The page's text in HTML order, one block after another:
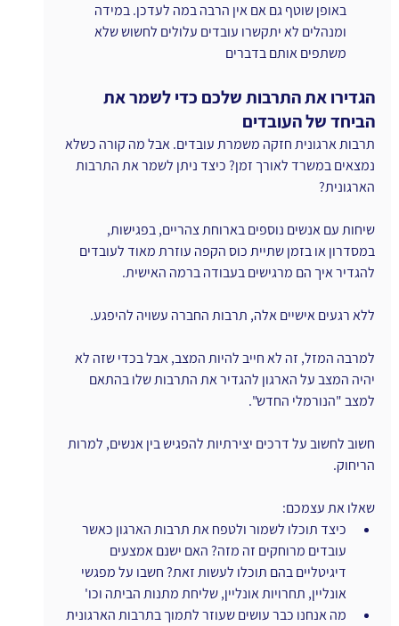
באופן שוטף גם אם אין הרבה במה לעדכן. במידה
ומנהלים לא יתקשרו עובדים עלולים לחשוש שלא
משתפים אותם בדברים
הגדירו את התרבות שלכם כדי לשמר את
הביחד של העובדים
תרבות ארגונית חזקה משמרת עובדים. אבל מה קורה כשלא
נמצאים במשרד לאורך זמן? כיצד ניתן לשמר את התרבות
הארגונית?
שיחות עם אנשים נוספים בארוחת צהריים, בפגישות,
במסדרון או בזמן שתיית כוס הקפה עוזרת מאוד לעובדים
להגדיר איך הם מרגישים בעבודה ברמה האישית.
ללא רגעים אישיים אלה, תרבות החברה עשויה להיפגע.
למרבה המזל, זה לא חייב להיות המצב, אבל בכדי שזה לא
יהיה המצב על הארגון להגדיר את התרבות שלו בהתאם
למצב "הנורמלי החדש".
חשוב לחשוב על דרכים יצירתיות להפגיש בין אנשים, למרות
הריחוק.
שאלו את עצמכם:
כיצד תוכלו לשמור ולטפח את תרבות הארגון כאשר
עובדים מרוחקים זה מזה? האם ישנם אמצעים
דיגיטליים בהם תוכלו לעשות זאת? חשבו על מפגשי
אונליין, תחרויות אונליין, שליחת מתנות הביתה וכו'
מה אנחנו כבר עושים שעוזר לתמוך בתרבות הארגונית